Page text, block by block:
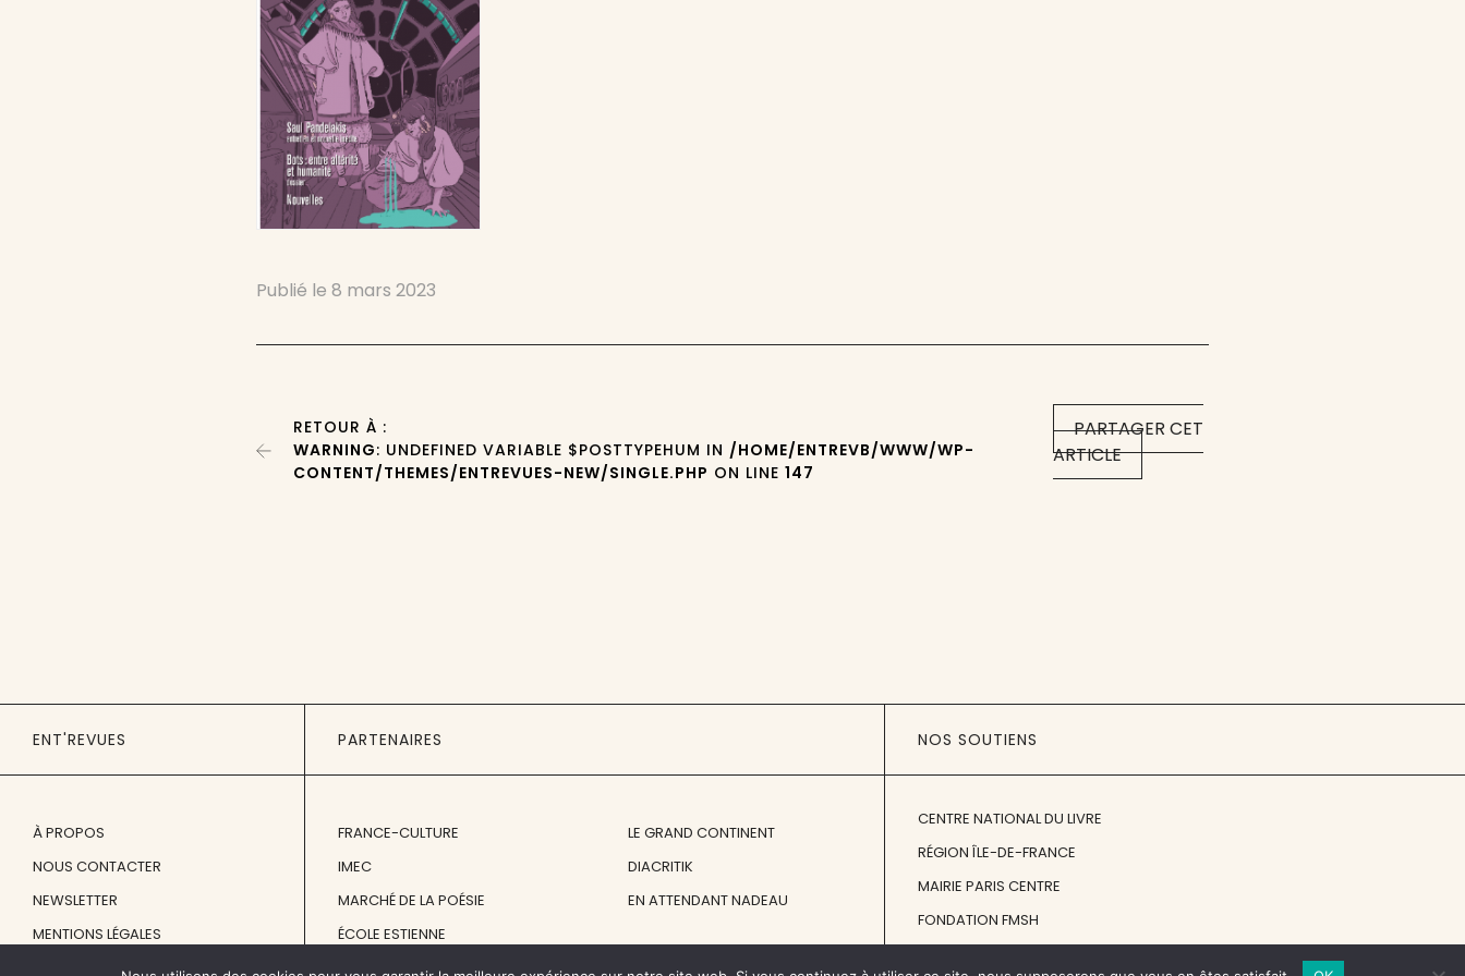
Publié le8 mars 2023
PARTAGER CET
ARTICLE
RETOUR À :
WARNING: UNDEFINED VARIABLE $POSTTYPEHUM IN /HOME/ENTREVB/WWW/WP-
CONTENT/THEMES/ENTREVUES-NEW/SINGLE.PHP ON LINE147
ENT'REVUES
À PROPOS
NOUS CONTACTER
NEWSLETTER
MENTIONS LÉGALES
PARTENAIRES
FRANCE-CULTURE
IMEC
MARCHÉ DE LA POÉSIE
ÉCOLE ESTIENNE
LE GRAND CONTINENT
DIACRITIK
EN ATTENDANT NADEAU
NOS SOUTIENS
CENTRE NATIONAL DU LIVRE
RÉGION ÎLE-DE-FRANCE
MAIRIE PARIS CENTRE
FONDATION FMSH